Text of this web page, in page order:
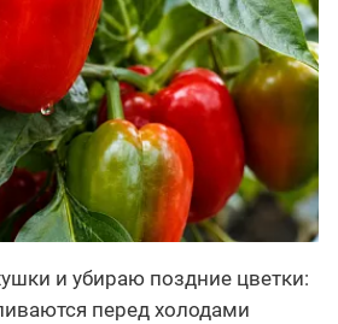
и убираю поздние цветки:
перед холодами